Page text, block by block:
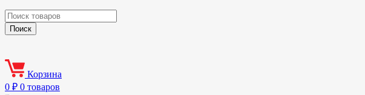
Корзина
0 ₽ 0 товаров